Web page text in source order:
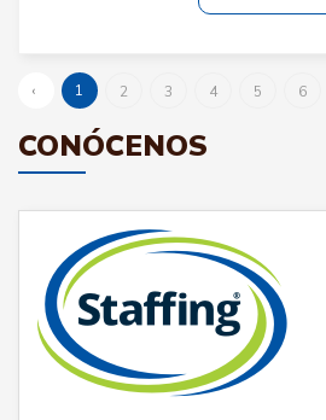
‹ 1 2 3 4 5 6
CONÓCENOS